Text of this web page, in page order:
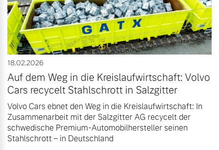
18.02.2026
Auf dem Weg in die Kreislaufwirtschaft: Volvo
Cars recycelt Stahlschrott in Salzgitter
Volvo Cars ebnet den Weg in die Kreislaufwirtschaft: In
Zusammenarbeit mit der Salzgitter AG recycelt der
schwedische Premium-Automobilhersteller seinen
Stahlschrott – in Deutschland